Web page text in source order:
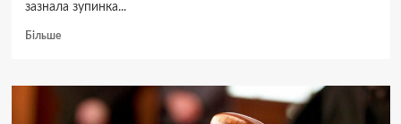
зазнала зупинка...
БільшеДокладніше
впоралася
керуванням: